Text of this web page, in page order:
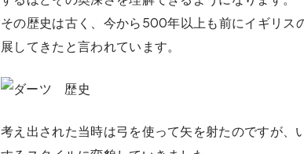
その歴史は古く、今から500年以上も前にイギリス
展してきたと言われています。
考え出された当時は弓を使って矢を射たのですが、